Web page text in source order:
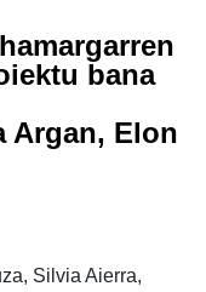
bana
Argan, Elon
Silvia Aierra,